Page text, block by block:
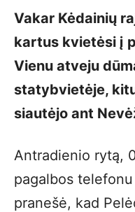
Vakar Kėdainių
kartus kvietėsi į
Vienu atveju
statybvietėje,
siautėjo ant
Antradienio rytą,
pagalbos
pranešė, kad